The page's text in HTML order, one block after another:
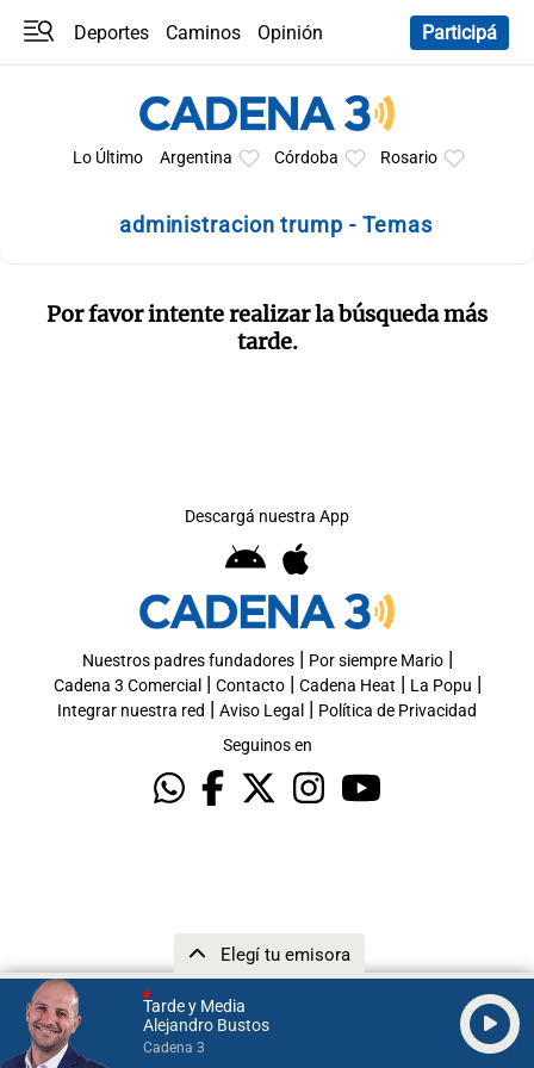
Tarde y Media
Alejandro Bustos
Cadena 3
Elegí tu emisora
Deportes Caminos
Opinión
Participá
Lo Último Argentina Córdoba Rosario
administracion trump - Temas
Por favor intente realizar la búsqueda más
tarde.
Descargá nuestra App
Nuestros padres fundadores| Por siempre Mario|
Cadena 3 Comercial | Contacto| Cadena Heat | La Popu |
Integrar nuestra red | Aviso Legal | Política de Privacidad
Seguinos en